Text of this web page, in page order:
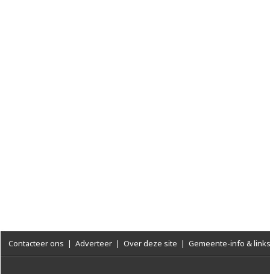
Contacteer ons | Adverteer | Over deze site | Gemeente-info & links